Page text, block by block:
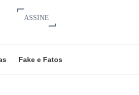
ASSINE
Fake e Fatos